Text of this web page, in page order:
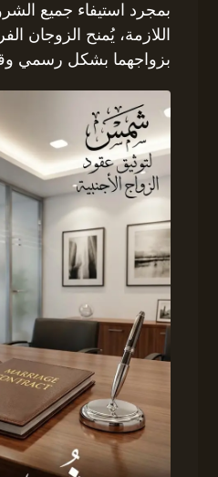
بمجرد استيفاء جميع
اللازمة، يُمنح الزوجان
بزواجهما بشكل رسمي